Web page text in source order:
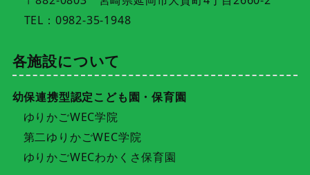
TEL：0982-35-1948
各施設について
幼保連携型認定こども園・保育園
ゆりかごWEC学院
第二ゆりかごWEC学院
ゆりかごWECわかくさ保育園